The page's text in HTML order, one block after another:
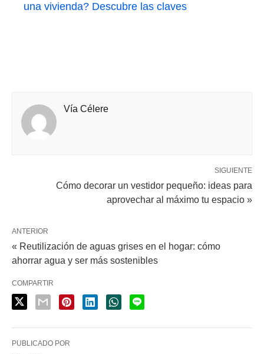
una vivienda? Descubre las claves
Vía Célere
SIGUIENTE
Cómo decorar un vestidor pequeño: ideas para
aprovechar al máximo tu espacio »
ANTERIOR
« Reutilización de aguas grises en el hogar: cómo
ahorrar agua y ser más sostenibles
COMPARTIR
PUBLICADO POR